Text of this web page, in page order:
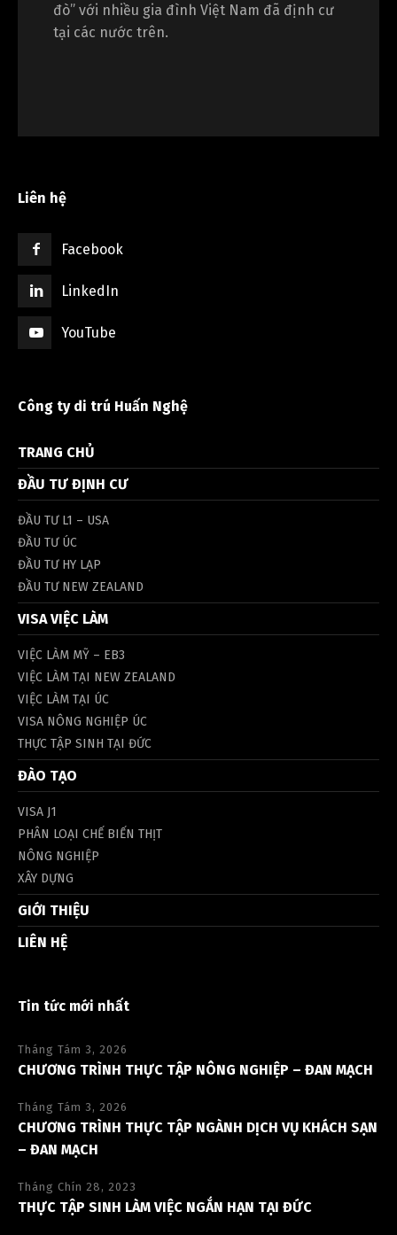
đò” với nhiều gia đình Việt Nam đã định cư
tại các nước trên.
Liên hệ
Facebook
LinkedIn
YouTube
Công ty di trú Huấn Nghệ
TRANG CHỦ
ĐẦU TƯ ĐỊNH CƯ
ĐẦU TƯ L1 – USA
ĐẦU TƯ ÚC
ĐẦU TƯ HY LẠP
ĐẦU TƯ NEW ZEALAND
VISA VIỆC LÀM
VIỆC LÀM MỸ – EB3
VIỆC LÀM TẠI NEW ZEALAND
VIỆC LÀM TẠI ÚC
VISA NÔNG NGHIỆP ÚC
THỰC TẬP SINH TẠI ĐỨC
ĐÀO TẠO
VISA J1
PHÂN LOẠI CHẾ BIẾN THỊT
NÔNG NGHIỆP
XÂY DỰNG
GIỚI THIỆU
LIÊN HỆ
Tin tức mới nhất
Tháng Tám 3, 2026
CHƯƠNG TRÌNH THỰC TẬP NÔNG NGHIỆP – ĐAN MẠCH
Tháng Tám 3, 2026
CHƯƠNG TRÌNH THỰC TẬP NGÀNH DỊCH VỤ KHÁCH SẠN
– ĐAN MẠCH
Tháng Chín 28, 2023
THỰC TẬP SINH LÀM VIỆC NGẮN HẠN TẠI ĐỨC